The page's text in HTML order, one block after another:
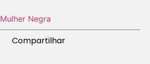
Mulher Negra
Compartilhar